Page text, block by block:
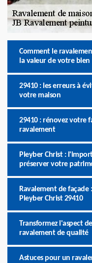
Comment le
la valeur de votre bien
29410 : les erreurs à
votre maison
29410 : rénovez votre
ravalement
Pleyber Christ :
préserver votre
Ravalement de façade
Pleyber Christ 29410
Transformez l'aspect
ravalement de qualité
Astuces pour un